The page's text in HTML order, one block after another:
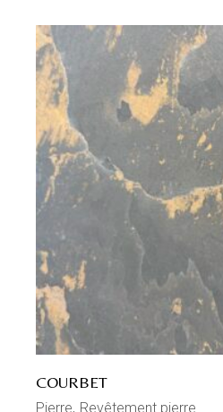
COURBET
Pierre Revêtement pierre